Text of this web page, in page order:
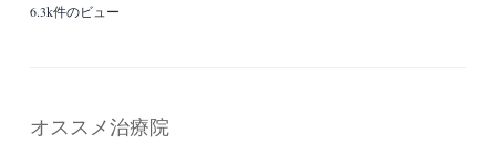
6.3k件のビュー
オススメ治療院